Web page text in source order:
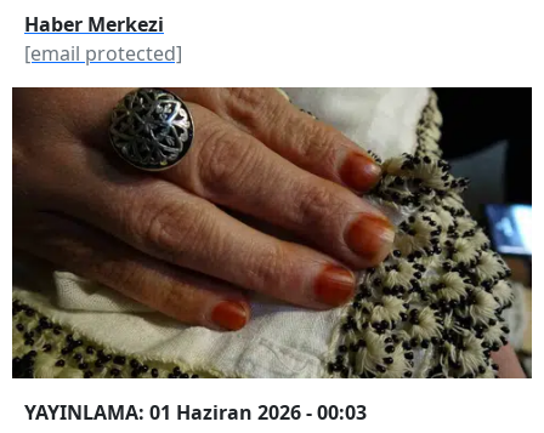
Haber Merkezi
[email protected]
YAYINLAMA: 01 Haziran 2026 - 00:03